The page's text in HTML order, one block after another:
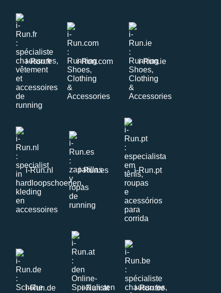
i-Run.fr i-Run.com i-Run.ie
i-Run.nl i-Run.es i-Run.pt
i-Run.de i-Run.at i-Run.be